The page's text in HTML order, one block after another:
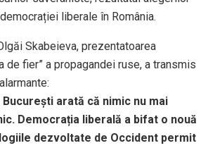
liberale în România.
Skabeieva, prezentatoarea
de fier” a propagandei ruse, a transmis
arată că nimic nu mai
Democrația liberală a bifat o nouă
dezvoltate de Occident permit